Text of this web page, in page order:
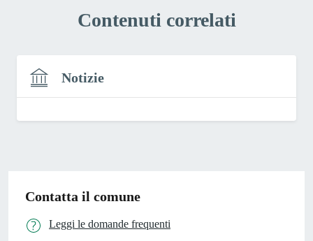
Contenuti correlati
Notizie
Contatta il comune
Leggi le domande frequenti